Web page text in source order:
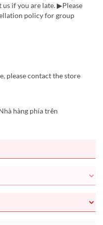
us if you are late. ▶Please
policy for group
please contact the store
hàng phía trên